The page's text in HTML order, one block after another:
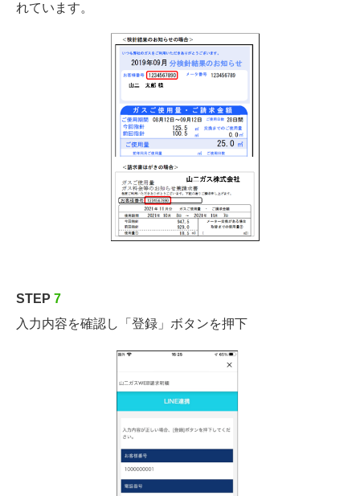
れています。
STEP 7
入力内容を確認し「登録」ボタンを押下